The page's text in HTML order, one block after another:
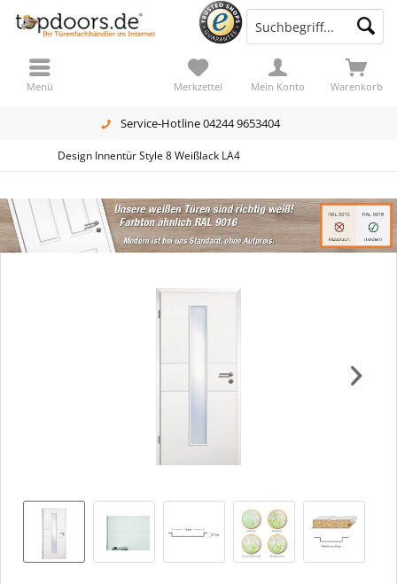
Service-Hotline 04244 9653404
Warenkorb
Merkzettel Mein Konto
Menü
Design Innentür Style 8 Weißlack LA4